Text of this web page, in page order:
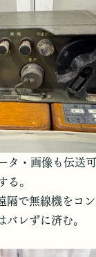
・画像も伝送可
る。
隔で無線機をコン
レずに済む。